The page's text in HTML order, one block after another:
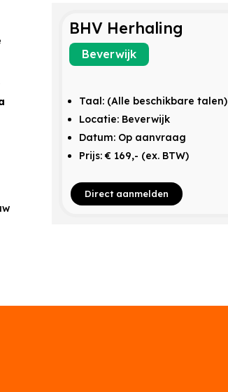
BHV Herhaling
Beverwijk
Taal: (Alle beschikbare talen)
Locatie: Beverwijk
Datum: Op aanvraag
Prijs: € 169,- (ex. BTW)
Direct aanmelden